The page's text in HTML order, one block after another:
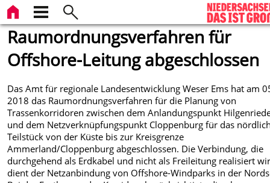
Raumordnungsverfahren für
Offshore-Leitung abgeschlossen
Das Amt für regionale Landesentwicklung Weser Ems hat am
2018 das Raumordnungsverfahren für die Planung von
Trassenkorridoren zwischen dem Anlandungspunkt
und dem Netzverknüpfungspunkt Cloppenburg für das
Teilstück von der Küste bis zur Kreisgrenze
Ammerland/Cloppenburg abgeschlossen. Die Verbindung, die
durchgehend als Erdkabel und nicht als Freileitung realisiert
dient der Netzanbindung von Offshore-Windparks in der